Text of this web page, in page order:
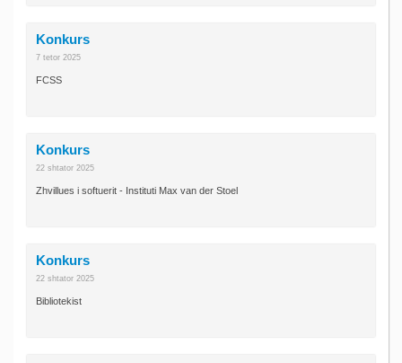
Konkurs
7 tetor 2025
FCSS
Konkurs
22 shtator 2025
Zhvillues i softuerit - Instituti Max van der Stoel
Konkurs
22 shtator 2025
Bibliotekist